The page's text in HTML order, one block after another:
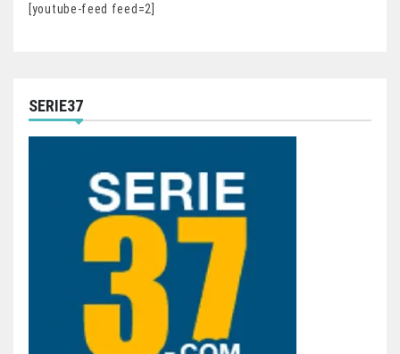
[youtube-feed feed=2]
SERIE37